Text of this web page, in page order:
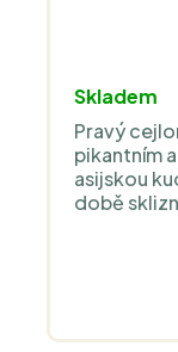
Skladem
Pravý
pikantním
asijskou
době
běžného